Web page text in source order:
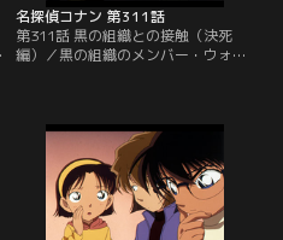
名探偵コナン 第311話
第311話 黒の組織との接触（決死
編）／黒の組織のメンバー・ウォッ
暴いた。宝石強盗犯の処理を阿笠博
士に任せ、コナンは一人で取引現場
へと向かう。ウォッカが指定したコ
インロッカーに先回りし物陰で見守
るコナン。そこへ拳銃を手にしたジ
ンが現れた。